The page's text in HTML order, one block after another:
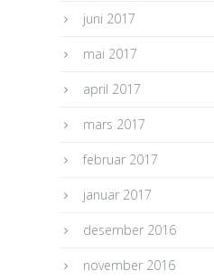
juni 2017
mai 2017
april 2017
mars 2017
februar 2017
januar 2017
desember 2016
november 2016